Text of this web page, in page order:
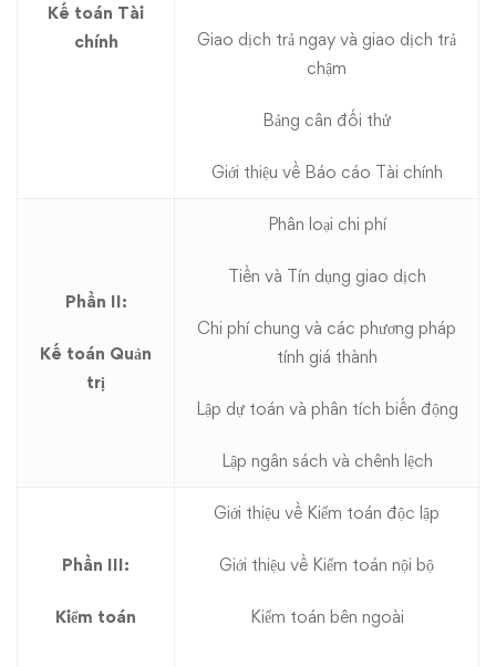
Kế toán Tài
chính
Giao dịch trả ngay và giao dịch trả
chậm
Bảng cân đối thử
Giới thiệu về Báo cáo Tài chính
Phần II:
Kế toán Quản
trị
Phân loại chi phí
Tiền và Tín dụng giao dịch
Chi phí chung và các phương pháp
tính giá thành
Lập dự toán và phân tích biến động
Lập ngân sách và chênh lệch
Phần III:
Kiểm toán
Giới thiệu về Kiểm toán độc lập
Giới thiệu về Kiểm toán nội bộ
Kiểm toán bên ngoài